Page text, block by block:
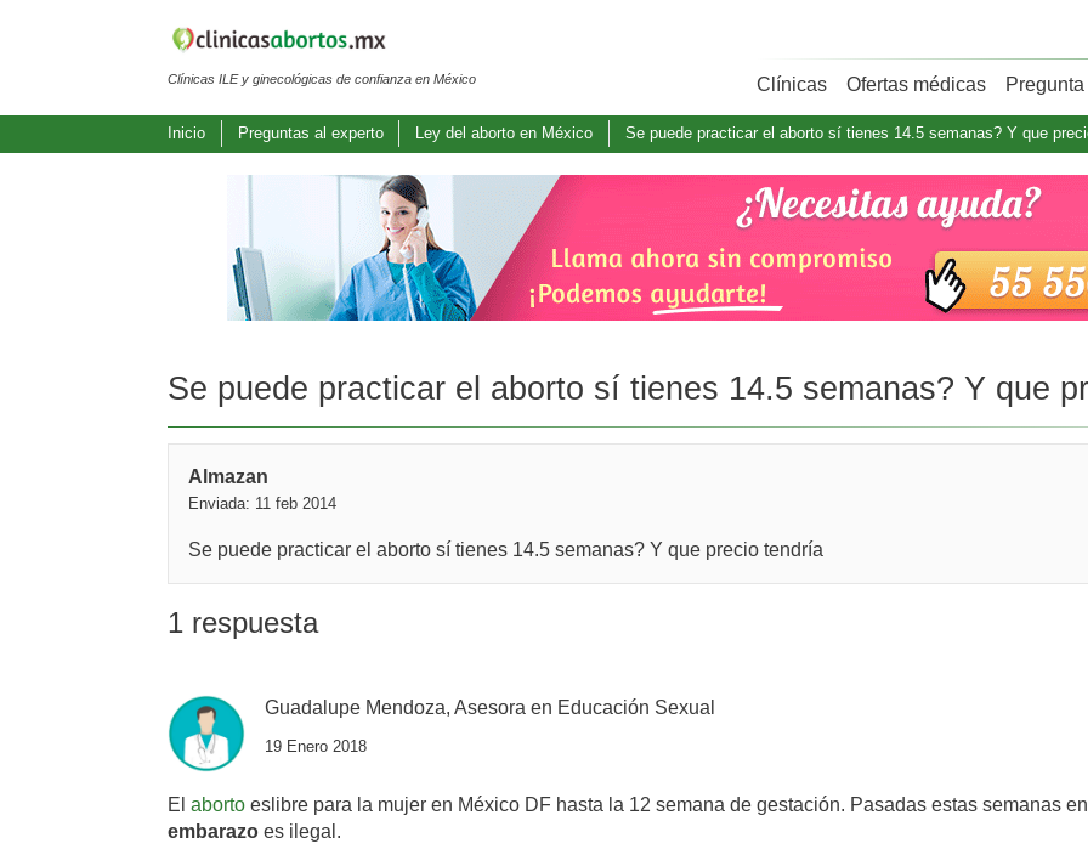
Clínicas ILE y ginecológicas de confianza en México Clínicas Ofertas médicas
Inicio Preguntas al experto Ley del aborto en México Se puede practicar el aborto sí tienes 14.5 semanas? Y que
Se puede practicar el aborto sí tienes 14.5 semanas? Y que
Almazan
Enviada: 11 feb 2014
Se puede practicar el aborto sí tienes 14.5 semanas? Y que precio tendría
1 respuesta
Guadalupe Mendoza, Asesora en Educación Sexual
19 Enero 2018
El aborto es libre para la mujer en México DF hasta la 12 semana de gestación. Pasadas estas semanas
embarazo es ilegal.